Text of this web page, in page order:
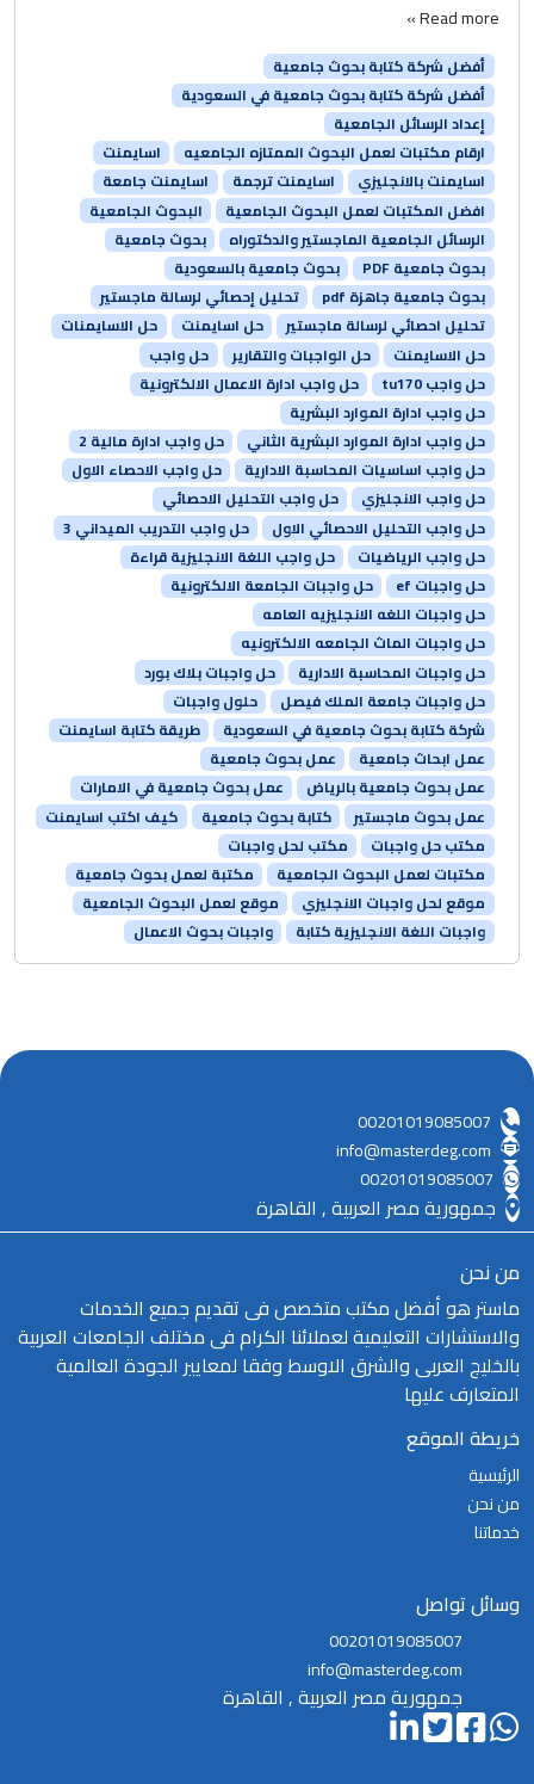
Read more »
أفضل شركة كتابة بحوث جامعية
أفضل شركة كتابة بحوث جامعية في السعودية
إعداد الرسائل الجامعية
ارقام مكتبات لعمل البحوث الممتازه الجامعيه
اسايمنت
اسايمنت بالانجليزي
اسايمنت ترجمة
اسايمنت جامعة
افضل المكتبات لعمل البحوث الجامعية
البحوث الجامعية
الرسائل الجامعية الماجستير والدكتوراه
بحوث جامعية
بحوث جامعية PDF
بحوث جامعية بالسعودية
بحوث جامعية جاهزة pdf
تحليل إحصائي لرسالة ماجستير
تحليل احصائي لرسالة ماجستير
حل اسايمنت
حل الاسايمنات
حل الاسايمنت
حل الواجبات والتقارير
حل واجب
حل واجب tu170
حل واجب ادارة الاعمال الالكترونية
حل واجب ادارة الموارد البشرية
حل واجب ادارة الموارد البشرية الثاني
حل واجب ادارة مالية 2
حل واجب اساسيات المحاسبة الادارية
حل واجب الاحصاء الاول
حل واجب الانجليزي
حل واجب التحليل الاحصائي
حل واجب التحليل الاحصائي الاول
حل واجب التدريب الميداني 3
حل واجب الرياضيات
حل واجب اللغة الانجليزية قراءة
حل واجبات ef
حل واجبات الجامعة الالكترونية
حل واجبات اللغه الانجليزيه العامه
حل واجبات الماث الجامعه الالكترونيه
حل واجبات المحاسبة الادارية
حل واجبات بلاك بورد
حل واجبات جامعة الملك فيصل
حلول واجبات
شركة كتابة بحوث جامعية في السعودية
طريقة كتابة اسايمنت
عمل ابحاث جامعية
عمل بحوث جامعية
عمل بحوث جامعية بالرياض
عمل بحوث جامعية في الامارات
عمل بحوث ماجستير
كتابة بحوث جامعية
كيف اكتب اسايمنت
مكتب حل واجبات
مكتب لحل واجبات
مكتبات لعمل البحوث الجامعية
مكتبة لعمل بحوث جامعية
موقع لحل واجبات الانجليزي
موقع لعمل البحوث الجامعية
واجبات اللغة الانجليزية كتابة
واجبات بحوث الاعمال
00201019085007
info@masterdeg.com
00201019085007
جمهورية مصر العربية , القاهرة
من نحن
ماستر هو أفضل مكتب متخصص فى تقديم جميع الخدمات
والاستشارات التعليمية لعملائنا الكرام فى مختلف الجامعات العربية
بالخليج العربى والشرق الاوسط وفقا لمعايير الجودة العالمية
المتعارف عليها
خريطة الموقع
الرئيسية
من نحن
خدماتنا
وسائل تواصل
00201019085007
info@masterdeg.com
جمهورية مصر العربية , القاهرة